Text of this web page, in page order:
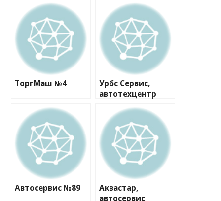
ТоргМаш №4
Урбс Сервис,
автотехцентр
Автосервис №89
Аквастар,
автосервис